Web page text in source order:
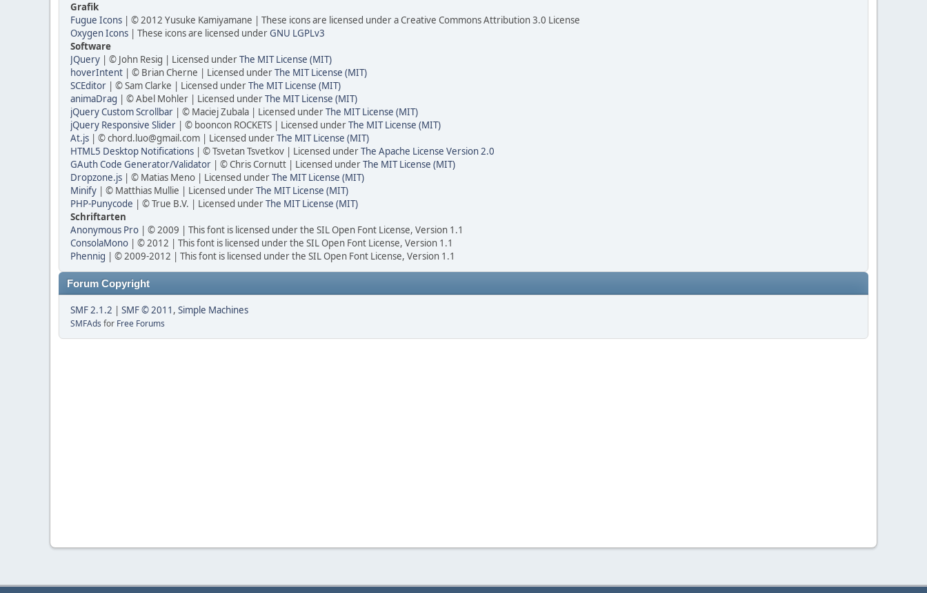
Grafik
Fugue Icons | © 2012 Yusuke Kamiyamane | These icons are licensed under a Creative Commons Attribution 3.0 License
Oxygen Icons | These icons are licensed underGNU LGPLv3
Software
JQuery | © John Resig | Licensed underThe MIT License (MIT)
hoverIntent | © Brian Cherne | Licensed underThe MIT License (MIT)
SCEditor | © Sam Clarke | Licensed underThe MIT License (MIT)
animaDrag | © Abel Mohler | Licensed underThe MIT License (MIT)
jQuery Custom Scrollbar | © Maciej Zubala | Licensed underThe MIT License (MIT)
jQuery Responsive Slider | © booncon ROCKETS | Licensed underThe MIT License (MIT)
At.js | © chord.luo@gmail.com | Licensed underThe MIT License (MIT)
HTML5 Desktop Notifications | © Tsvetan Tsvetkov | Licensed underThe Apache License Version 2.0
GAuth Code Generator/Validator | © Chris Cornutt | Licensed underThe MIT License (MIT)
Dropzone.js | © Matias Meno | Licensed underThe MIT License (MIT)
Minify | © Matthias Mullie | Licensed underThe MIT License (MIT)
PHP-Punycode | © True B.V. | Licensed underThe MIT License (MIT)
Schriftarten
Anonymous Pro | © 2009 | This font is licensed under the SIL Open Font License, Version 1.1
ConsolaMono | © 2012 | This font is licensed under the SIL Open Font License, Version 1.1
Phennig | © 2009-2012 | This font is licensed under the SIL Open Font License, Version 1.1
Forum Copyright
SMF 2.1.2 | SMF © 2011 , Simple Machines
SMFAds for Free Forums